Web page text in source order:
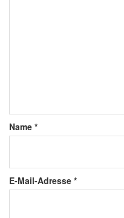
Name *
E-Mail-Adresse *